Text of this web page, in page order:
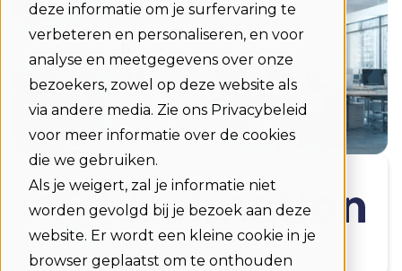
deze informatie om je surfervaring te
verbeteren en personaliseren, en voor
analyse en meetgegevens over onze
bezoekers, zowel op deze website als
via andere media. Zie ons Privacybeleid
voor meer informatie over de cookies
die we gebruiken.
Als je weigert, zal je informatie niet
worden gevolgd bij je bezoek aan deze
website. Er wordt een kleine cookie in je
browser geplaatst om te onthouden